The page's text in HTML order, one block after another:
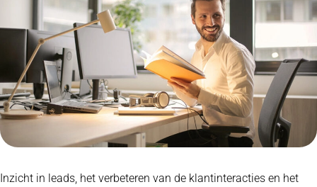
Inzicht in leads, het verbeteren van de klantinteracties en het